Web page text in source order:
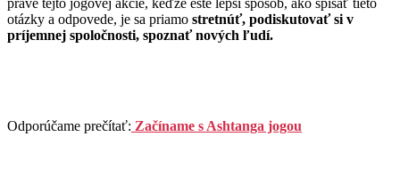
práve tejto jogovej akcie, keďže ešte lepší spôsob, ako spísať tieto
otázky a odpovede, je sa priamo stretnúť, podiskutovať si v
príjemnej spoločnosti, spoznať nových ľudí.
Odporúčame prečítať: Začíname s Ashtanga jogou